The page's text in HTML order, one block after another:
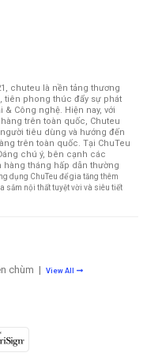
chuteu là nền tảng thương
tiên phong thúc đẩy sự phát
Công nghệ. Hiện nay, với
trên toàn quốc, Chuteu
tiêu dùng và hướng đến
trên toàn quốc. Tại ChuTeu
chú ý, bên cạnh các
tháng hấp dẫn thường
dụng ChuTeu để gia tăng thêm
sắm nội thất tuyệt vời và siêu tiết
chùm | View All